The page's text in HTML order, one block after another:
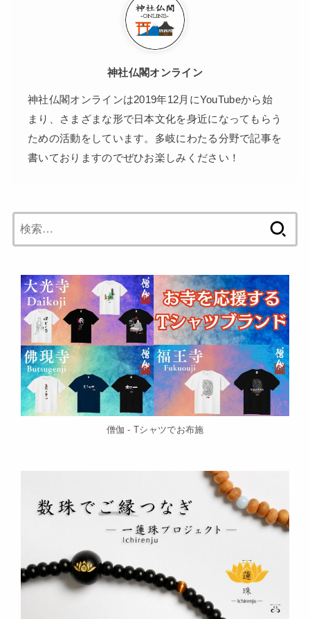
神社仏閣オンライン
神社仏閣オンラインは2019年12月にYouTubeから始
まり、さまざまな形で日本文化を身近になってもらう
ための活動をしています。多岐にわたる分野で記事を
書いておりますのでぜひお楽しみください！
索:
僧伽 - Tシャツでお布施